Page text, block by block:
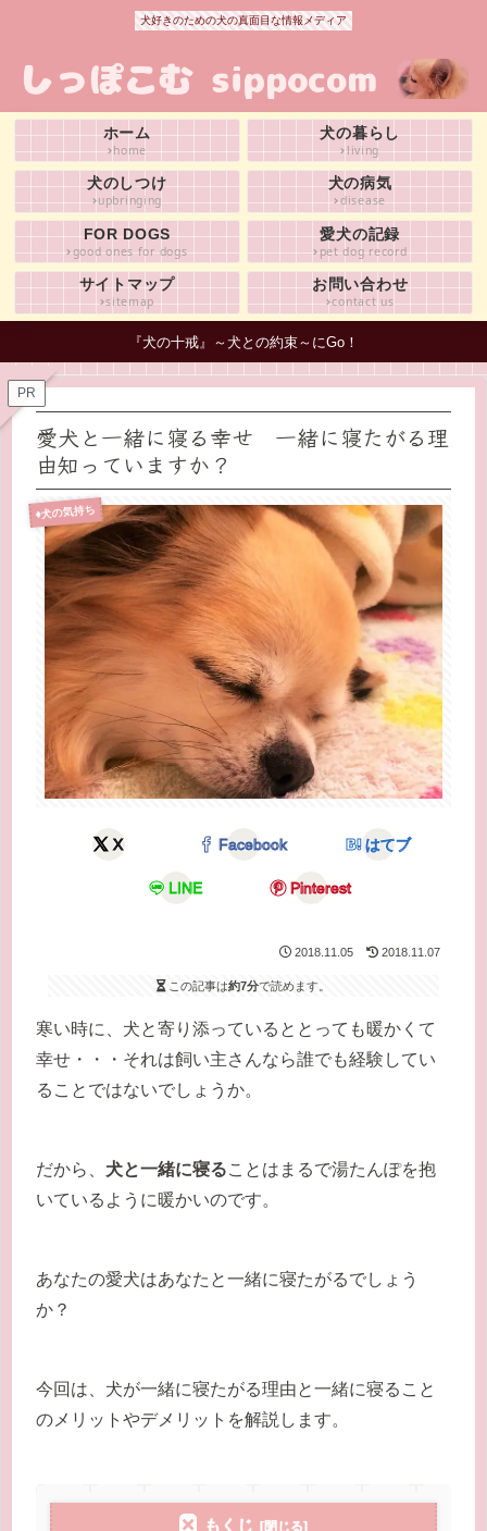
犬好きのための犬の真面目な情報メディア
ホーム
home
犬の暮らし
living
犬のしつけ
upbringing
犬の病気
disease
FOR DOGS
good ones for dogs
愛犬の記録
pet dog record
サイトマップ
sitemap
お問い合わせ
contact us
『犬の十戒』～犬との約束～にGo！
PR
愛犬と一緒に寝る幸せ 一緒に寝たがる理
由知っていますか？
♦犬の気持ち
X Facebook はてブ
LINE Pinterest
2018.11.05 2018.11.07
この記事は約7分で読めます。
寒い時に、犬と寄り添っているととっても暖かくて
幸せ・・・それは飼い主さんなら誰でも経験してい
ることではないでしょうか。
だから、 犬と一緒に寝ることはまるで湯たんぽを抱
いているように暖かいのです。
あなたの愛犬はあなたと一緒に寝たがるでしょう
か？
今回は、犬が一緒に寝たがる理由と一緒に寝ること
のメリットやデメリットを解説します。
もくじ